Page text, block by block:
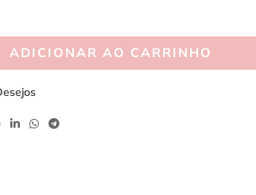
ADICIONAR AO CARRINHO